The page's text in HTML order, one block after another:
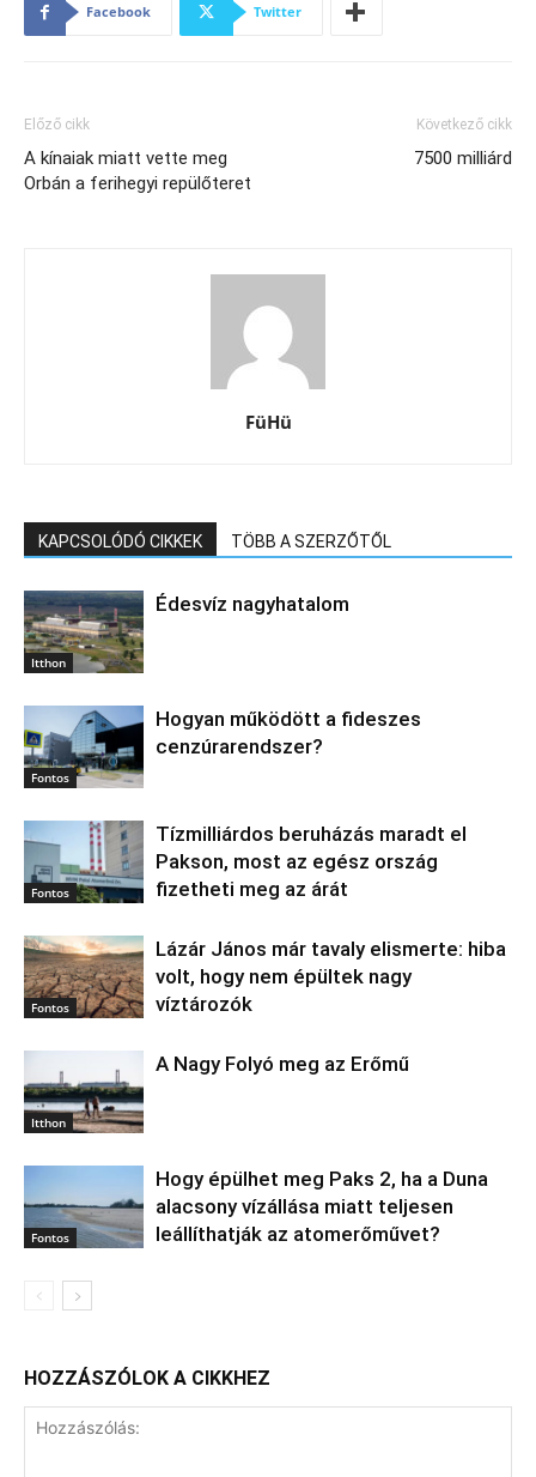
Facebook Twitter
Előző cikk
A kínaiak miatt vette meg
Orbán a ferihegyi repülőteret
Következő cikk
7500 milliárd
FüHü
KAPCSOLÓDÓ CIKKEK TÖBB A SZERZŐTŐL
Itthon
Édesvíz nagyhatalom
Fontos
Hogyan működött a fideszes
cenzúrarendszer?
Fontos
Tízmilliárdos beruházás maradt el
Pakson, most az egész ország
fizetheti meg az árát
Fontos
Lázár János már tavaly elismerte: hiba
volt, hogy nem épültek nagy
víztározók
Itthon
A Nagy Folyó meg az Erőmű
Fontos
Hogy épülhet meg Paks 2, ha a Duna
alacsony vízállása miatt teljesen
leállíthatják az atomerőművet?
HOZZÁSZÓLOK A CIKKHEZ